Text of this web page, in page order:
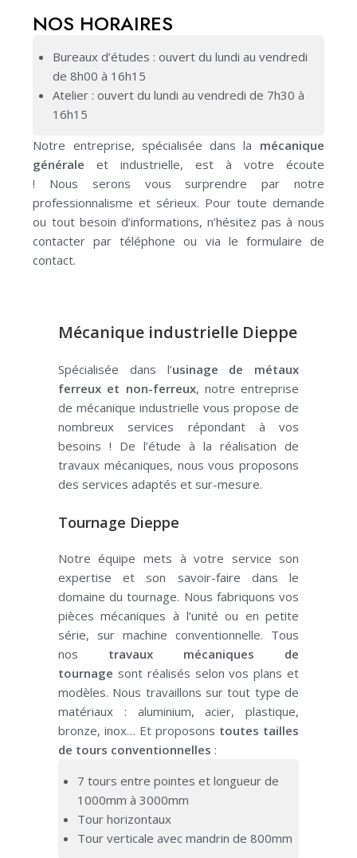
NOS HORAIRES
Bureaux d’études : ouvert du lundi au vendredi
de 8h00 à 16h15
Atelier : ouvert du lundi au vendredi de 7h30 à
16h15
Notre entreprise, spécialisée dans la mécanique
générale et industrielle, est à votre écoute
! Nous serons vous surprendre par notre
professionnalisme et sérieux. Pour toute demande
ou tout besoin d’informations, n’hésitez pas à nous
contacter par téléphone ou via le formulaire de
contact.
Mécanique industrielle Dieppe
Spécialisée dans l’usinage de métaux
ferreux et non-ferreux, notre entreprise
de mécanique industrielle vous propose de
nombreux services répondant à vos
besoins ! De l’étude à la réalisation de
travaux mécaniques, nous vous proposons
des services adaptés et sur-mesure.
Tournage Dieppe
Notre équipe mets à votre service son
expertise et son savoir-faire dans le
domaine du tournage. Nous fabriquons vos
pièces mécaniques à l’unité ou en petite
série, sur machine conventionnelle. Tous
nos travaux mécaniques de
tournage sont réalisés selon vos plans et
modèles. Nous travaillons sur tout type de
matériaux : aluminium, acier, plastique,
bronze, inox… Et proposons toutes tailles
de tours conventionnelles :
7 tours entre pointes et longueur de
1000mm à 3000mm
Tour horizontaux
Tour verticale avec mandrin de 800mm